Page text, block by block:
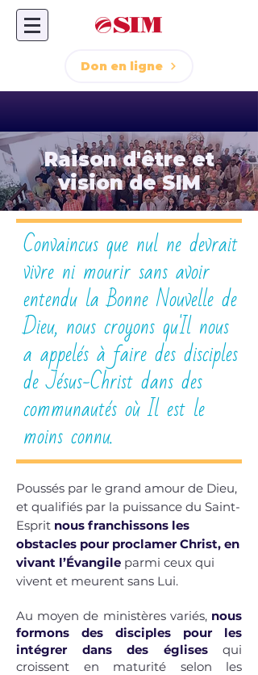
Don en ligne
Raison d'être et
vision de SIM
Convaincus que nul ne devrait
vivre ni mourir sans avoir
entendu la Bonne Nouvelle de
Dieu, nous croyons qu'Il nous
a appelés à faire des disciples
de Jésus-Christ dans des
communautés où Il est le
moins connu.
Poussés par le grand amour de Dieu,
et qualifiés par la puissance du Saint-
Esprit nous franchissons les
obstacles pour proclamer Christ, en
vivant l’Évangile parmi ceux qui
vivent et meurent sans Lui.
Au moyen de ministères variés, nous
formons des disciples pour les
intégrer dans des églisesqui
croissent en maturité selon les